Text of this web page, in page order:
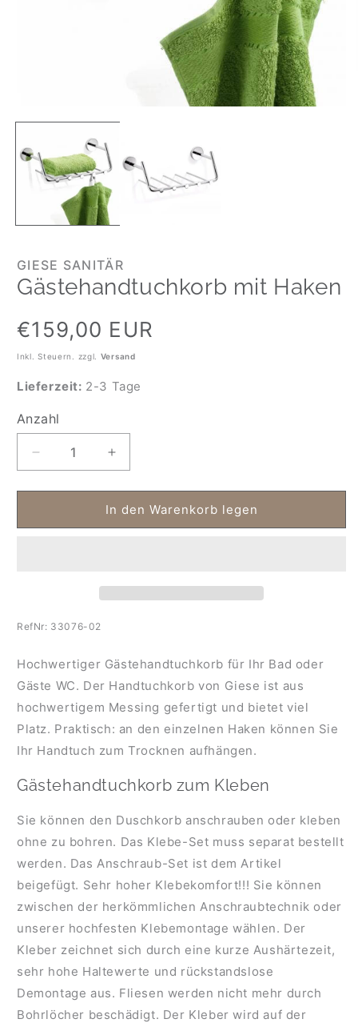
GIESE SANITÄR
Gästehandtuchkorb mit Haken
Normaler
Preis
€159,00 EUR
Inkl. Steuern. zzgl. Versand
Lieferzeit: 2-3 Tage
Anzahl
Anzahl
Verringere
die
Menge
Gästehandtuchkorb
Erhöhe
die
Menge
für
Gästehandtuchkorb
In den Warenkorb legen
RefNr: 33076-02
Hochwertiger Gästehandtuchkorb für Ihr Bad oder
Gäste WC. Der Handtuchkorb von Giese ist aus
hochwertigem Messing gefertigt und bietet viel
Platz. Praktisch: an den einzelnen Haken können Sie
Ihr Handtuch zum Trocknen aufhängen.
Gästehandtuchkorb zum Kleben
Sie können den Duschkorb anschrauben oder kleben
ohne zu bohren. Das Klebe-Set muss separat bestellt
werden. Das Anschraub-Set ist dem Artikel
beigefügt. Sehr hoher Klebekomfort!!! Sie können
zwischen der herkömmlichen Anschraubtechnik oder
unserer hochfesten Klebemontage wählen. Der
Kleber zeichnet sich durch eine kurze Aushärtezeit,
sehr hohe Haltewerte und rückstandslose
Demontage aus. Fliesen werden nicht mehr durch
Bohrlöcher beschädigt. Der Kleber wird auf der